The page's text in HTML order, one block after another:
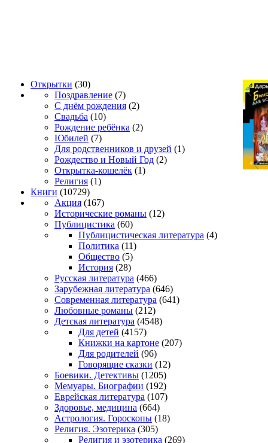
Открытки (30)
Поздравление (7)
С днём рождения (2)
Свадьба (10)
Рождение ребёнка (2)
Юбилей (7)
Для родственников и друзей (1)
Рождество и Новый Год (2)
Открытка-кошелёк (1)
Религия (1)
Книги (10729)
Акция (167)
Исторические романы (12)
Публицистика (60)
Публицистическая литература (4)
Политика (11)
Общество (5)
История (28)
Русская литература (466)
Зарубежная литература (646)
Современная литература (641)
Любовные романы (212)
Детская литература (4548)
Для детей (4157)
Книжки на картоне (207)
Для родителей (96)
Говорящие сказки (12)
Боевики. Детективы (1205)
Мемуары. Биографии (192)
Еврейская литература (107)
Здоровье, медицина (664)
Астрология. Гороскопы (18)
Религия. Эзотерика (305)
Религия и эзотерика (269)